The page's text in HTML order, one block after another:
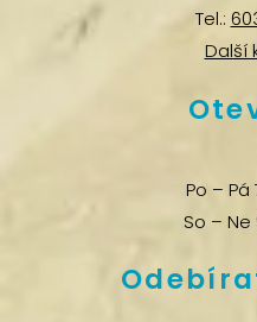
Tel.:
Další
Po – Pá
So – Ne